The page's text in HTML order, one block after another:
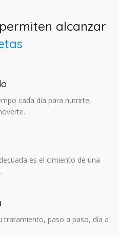
alcanzar
cada día para nutrirte,
es el cimiento de una
tratamiento, paso a paso, día a